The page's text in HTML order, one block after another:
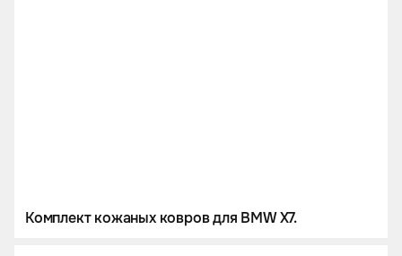
Комплект кожаных ковров для BMW X7.